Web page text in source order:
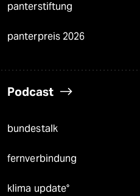
panterstiftung
panterpreis 2026
Podcast
bundestalk
fernverbindung
klima update°